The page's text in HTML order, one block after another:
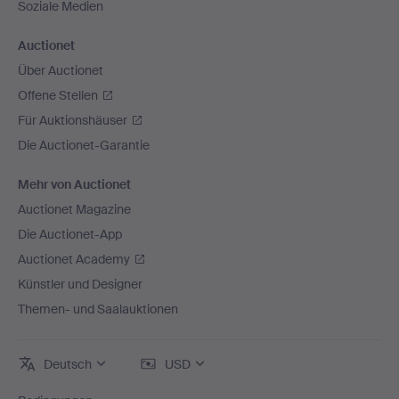
Soziale Medien
Auctionet
Über Auctionet
Offene Stellen
Für Auktionshäuser
Die Auctionet-Garantie
Mehr von Auctionet
Auctionet Magazine
Die Auctionet-App
Auctionet Academy
Künstler und Designer
Themen- und Saalauktionen
Deutsch USD